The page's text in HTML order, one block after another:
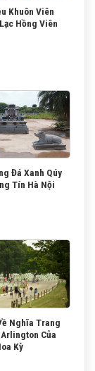
Khuôn Viên
Hồng Viên
Đá Xanh Qúy
Tín Hà Nội
Nghĩa Trang
Của
Kỳ